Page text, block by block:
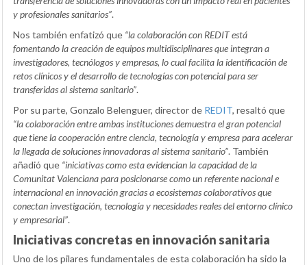
y profesionales sanitarios”.
Nos también enfatizó que “la colaboración con REDIT está
fomentando la creación de equipos multidisciplinares que integran a
investigadores, tecnólogos y empresas, lo cual facilita la identificación de
retos clínicos y el desarrollo de tecnologías con potencial para ser
transferidas al sistema sanitario”.
Por su parte, Gonzalo Belenguer, director de REDIT, resaltó que
“la colaboración entre ambas instituciones demuestra el gran potencial
que tiene la cooperación entre ciencia, tecnología y empresa para acelerar
la llegada de soluciones innovadoras al sistema sanitario”. También
añadió que “iniciativas como esta evidencian la capacidad de la
Comunitat Valenciana para posicionarse como un referente nacional e
internacional en innovación gracias a ecosistemas colaborativos que
conectan investigación, tecnología y necesidades reales del entorno clínico
y empresarial”.
Iniciativas concretas en innovación sanitaria
Uno de los pilares fundamentales de esta colaboración ha sido la